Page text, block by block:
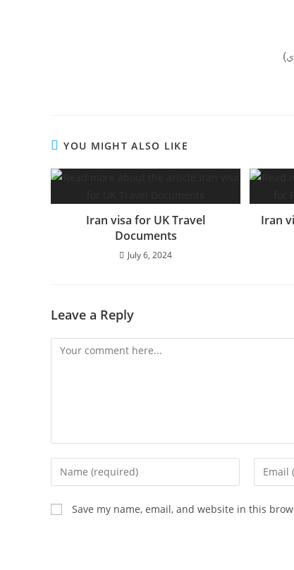
YOU MIGHT ALSO LIKE
Iran visa for UK Travel
Documents
July 6, 2024
Iran
Leave a Reply
Save my name, email, and website in this